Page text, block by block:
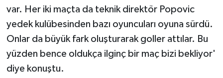
var. Her iki maçta da teknik direktör Popovic
yedek kulübesinden bazı oyuncuları oyuna sürdü.
Onlar da büyük fark oluşturarak goller attılar. Bu
yüzden bence oldukça ilginç bir maç bizi bekliyor'
diye konuştu.